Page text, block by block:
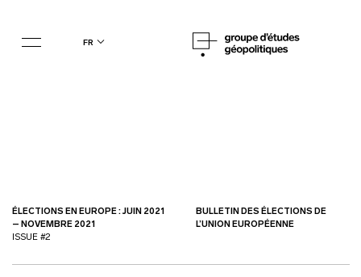
fr
ÉLECTIONS EN EUROPE : JUIN 2021
– NOVEMBRE 2021
ISSUE #2
BULLETIN DES ÉLECTIONS DE
L’UNION EUROPÉENNE